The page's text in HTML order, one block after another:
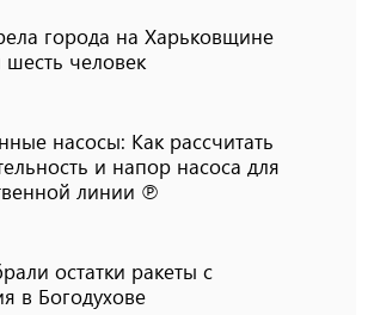
города на Харьковщине
шесть человек
насосы: Как рассчитать
и напор насоса для
линии ℗
остатки ракеты с
в Богодухове